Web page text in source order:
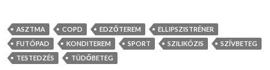
ASZTMA COPD EDZŐTEREM
ELLIPSZISTRÉNER
FUTÓPAD
KONDITEREM SPORT SZILIKÓZIS
SZÍVBETEG
TESTEDZÉS
TÜDŐBETEG